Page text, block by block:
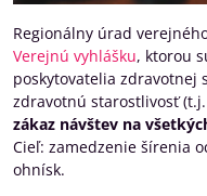
Regionálny úrad
Verejnú vyhlášku, ktorou
poskytovatelia zdravotnej
zdravotnú starostlivosť
zákaz návštev na
Cieľ: zamedzenie šírenia
ohnísk.